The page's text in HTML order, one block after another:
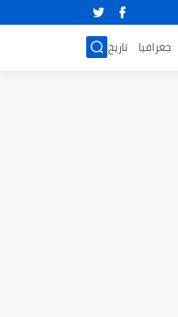
جغرافيا تاريخ